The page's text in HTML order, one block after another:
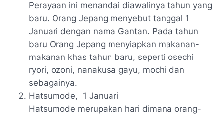
Perayaan ini menandai diawalinya tahun yang
baru. Orang Jepang menyebut tanggal 1
Januari dengan nama Gantan. Pada tahun
baru Orang Jepang menyiapkan makanan-
makanan khas tahun baru, seperti osechi
ryori, ozoni, nanakusa gayu, mochi dan
sebagainya.
Hatsumode, 1 Januari
Hatsumode merupakan hari dimana orang-